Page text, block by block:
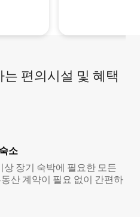
편의시설 및 혜택
소
상 장기 숙박에 필요한 모든
산 계약이 필요 없이 간편하